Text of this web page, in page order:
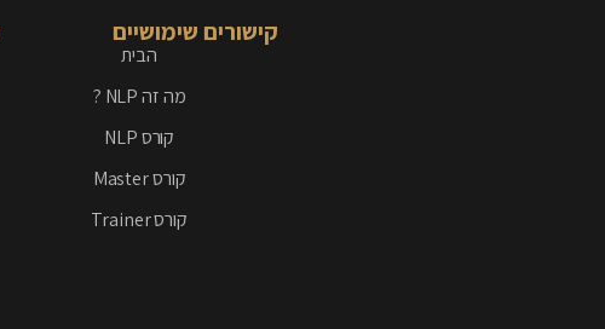
קישורים שימושיים
הבית
מה זה NLP ?
קורס NLP
קורס Master
קורס Trainer